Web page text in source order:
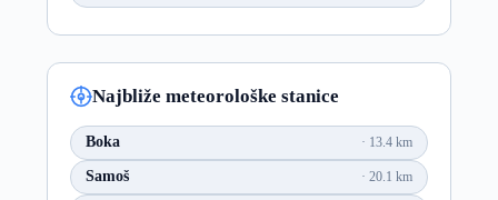
Najbliže meteorološke stanice
Boka 13.4 km
Samoš 20.1 km